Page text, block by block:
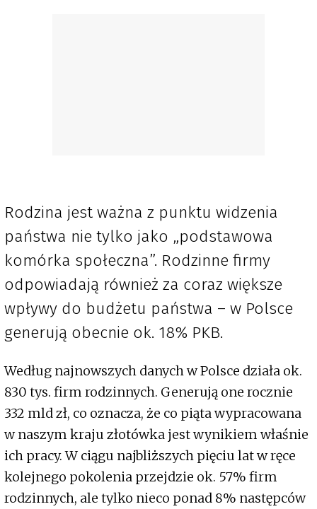
Rodzina jest ważna z punktu widzenia
państwa nie tylko jako „podstawowa
komórka społeczna”. Rodzinne firmy
odpowiadają również za coraz większe
wpływy do budżetu państwa – w Polsce
generują obecnie ok. 18% PKB.
Według najnowszych danych w Polsce działa ok.
830 tys. firm rodzinnych. Generują one rocznie
332 mld zł, co oznacza, że co piąta wypracowana
w naszym kraju złotówka jest wynikiem właśnie
ich pracy. W ciągu najbliższych pięciu lat w ręce
kolejnego pokolenia przejdzie ok. 57% firm
rodzinnych, ale tylko nieco ponad 8% następców